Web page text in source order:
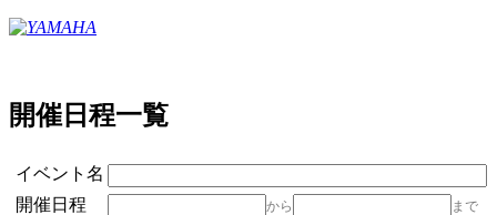
開催日程一覧
イベント名
開催日程
から まで